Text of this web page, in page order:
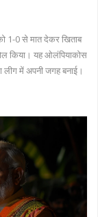
1-0 से मात देकर खिताब
किया। यह ओलंपियाकोस
लीग में अपनी जगह बनाई।